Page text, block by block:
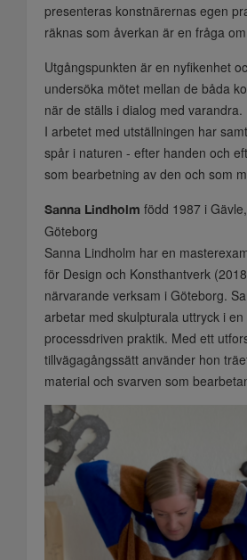
presenteras konstnärernas egen
räknas som åverkan är en fråga
Utgångspunkten är en nyfikenhet
undersöka mötet mellan de båda
när de ställs i dialog med varandra.
I arbetet med utställningen har
spår i naturen - efter handen och
som bearbetning av den och som
Sanna Lindholm född 1987 i
Göteborg
Sanna Lindholm har en
för Design och Konsthantverk
närvarande verksam i Göteborg.
arbetar med skulpturala uttryck i
processdriven praktik. Med ett
tillvägagångssätt använder hon
material och svarven som